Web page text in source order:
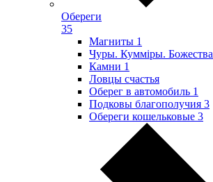
Обереги
35
Магниты 1
Чуры. Куммiры. Божества
Камни 1
Ловцы счастья
Оберег в автомобиль 1
Подковы благополучия 3
Обереги кошельковые 3